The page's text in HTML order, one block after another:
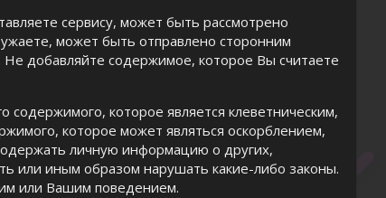
сервису, может быть рассмотрено
может быть отправлено сторонним
Не добавляйте содержимое, которое Вы считаете
содержимого, которое является клеветническим,
которое может являться оскорблением,
личную информацию о других,
или иным образом нарушать какие-либо законы.
или Вашим поведением.